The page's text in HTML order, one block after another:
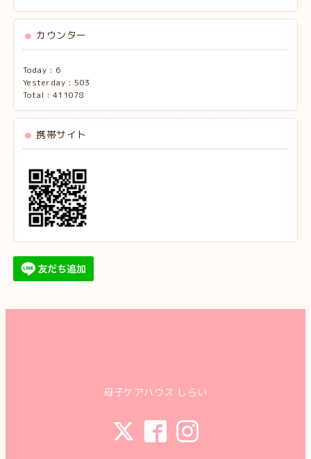
カウンター
Today : 6
Yesterday : 503
Total : 411078
携帯サイト
母子ケアハウス しらい